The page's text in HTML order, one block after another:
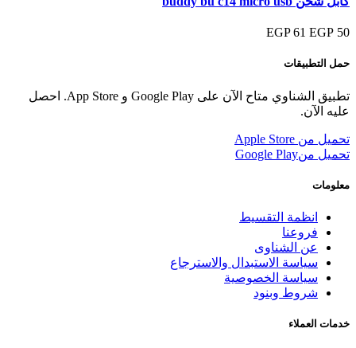
50 EGP
61 EGP
حمل التطبيقات
تطبيق الشناوي متاح الآن على Google Play و App Store. احصل
عليه الآن.
تحميل من Apple Store
تحميل منGoogle Play
معلومات
انظمة التقسيط
فروعنا
عن الشناوى
سياسة الاستبدال والاسترجاع
سياسة الخصوصية
شروط وبنود
خدمات العملاء